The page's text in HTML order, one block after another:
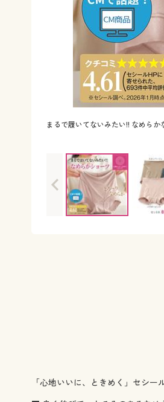
まるで履いてないみたい!! なめら
「心地いいに、ときめく」セシ